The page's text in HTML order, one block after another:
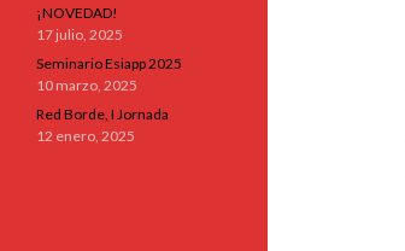
¡NOVEDAD!
17 julio, 2025
Seminario Esiapp 2025
10 marzo, 2025
Red Borde, I Jornada
12 enero, 2025